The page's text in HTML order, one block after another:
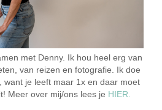
met Denny. Ik hou heel erg van
van reizen en fotografie. Ik doe
want je leeft maar 1x en daar moet
Meer over mij/ons lees je HIER.